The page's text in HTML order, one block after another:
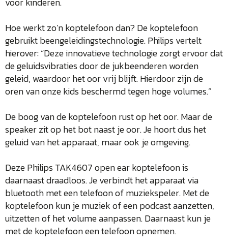
Hoe werkt zo’n koptelefoon dan? De koptelefoon
gebruikt beengeleidingstechnologie. Philips vertelt
hierover: “Deze innovatieve technologie zorgt ervoor dat
de geluidsvibraties door de jukbeenderen worden
geleid, waardoor het oor vrij blijft. Hierdoor zijn de
oren van onze kids beschermd tegen hoge volumes.”
De boog van de koptelefoon rust op het oor. Maar de
speaker zit op het bot naast je oor. Je hoort dus het
geluid van het apparaat, maar ook je omgeving.
Deze Philips TAK4607 open ear koptelefoon is
daarnaast draadloos. Je verbindt het apparaat via
bluetooth met een telefoon of muziekspeler. Met de
koptelefoon kun je muziek of een podcast aanzetten,
uitzetten of het volume aanpassen. Daarnaast kun je
met de koptelefoon een telefoon opnemen.